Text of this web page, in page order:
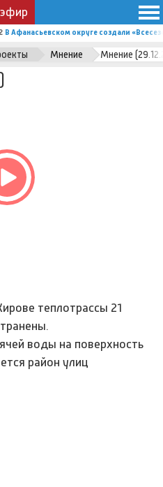
В Афанасьевском округе создали
Мнение Мнение
теплотрассы 21
воды на поверхность
район улиц